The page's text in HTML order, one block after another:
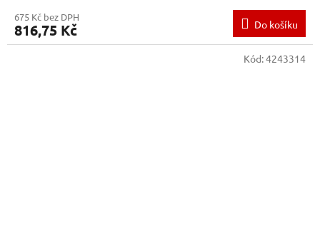
675 Kč bez DPH
816,75 Kč Do košíku
Kód:4243314